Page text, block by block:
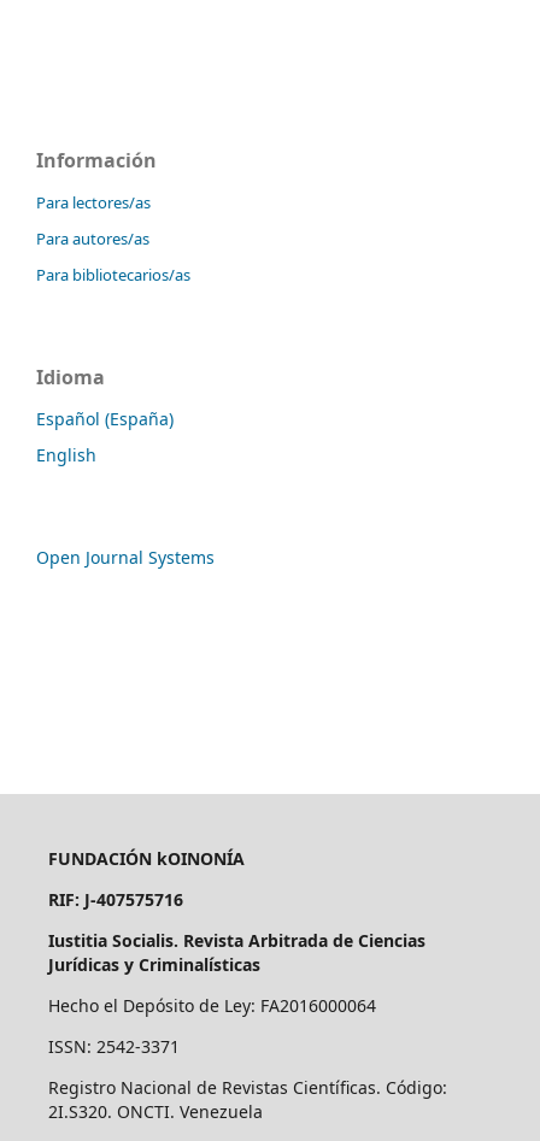
Información
Para lectores/as
Para autores/as
Para bibliotecarios/as
Idioma
Español (España)
English
Open Journal Systems
FUNDACIÓN kOINONÍA
RIF: J-407575716
Iustitia Socialis. Revista Arbitrada de Ciencias
Jurídicas y Criminalísticas
Hecho el Depósito de Ley: FA2016000064
ISSN: 2542-3371
Registro Nacional de Revistas Científicas. Código:
2I.S320. ONCTI. Venezuela